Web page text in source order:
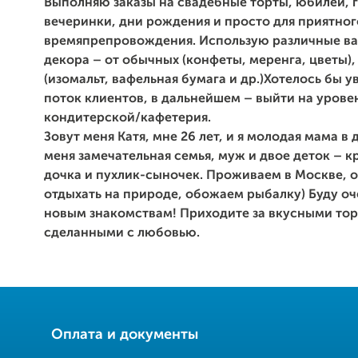
Выполняю заказы на свадебные торты, юбилеи,
вечеринки, дни рождения и просто для
времяпрепровождения. Использую различные
декора – от обычных (конфеты, меренга,
(изомальт, вафельная бумага и др.)Хотелось бы
поток клиентов, в дальнейшем – выйти на
кондитерской/кафетерия.
Зовут меня Катя, мне 26 лет, и я молодая мама в
меня замечательная семья, муж и двое деток –
дочка и пухлик-сыночек. Проживаем в Москве,
отдыхать на природе, обожаем рыбалку) Буду
новым знакомствам! Приходите за вкусными
сделанными с любовью.
Оплата и документы